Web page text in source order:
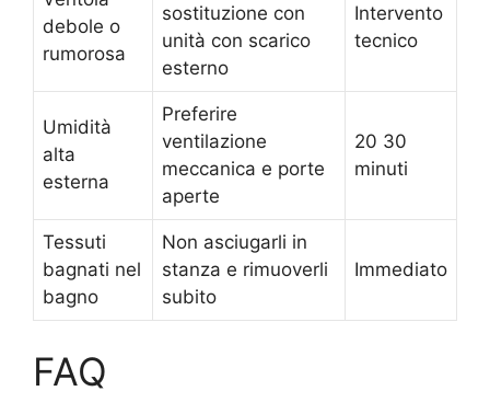
debole o
rumorosa
sostituzione con
unità con scarico
esterno
Intervento
tecnico
Umidità
alta
esterna
Preferire
ventilazione
meccanica e porte
aperte
20 30
minuti
Tessuti
bagnati nel
bagno
Non asciugarli in
stanza e rimuoverli
subito
Immediato
FAQ